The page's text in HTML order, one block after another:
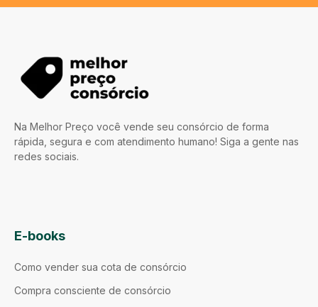
Na Melhor Preço você vende seu consórcio de forma
rápida, segura e com atendimento humano! Siga a gente nas
redes sociais.
E-books
Como vender sua cota de consórcio
Compra consciente de consórcio